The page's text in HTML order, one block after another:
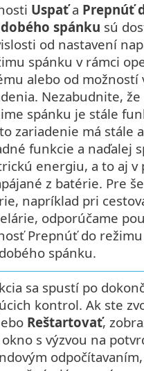
Uspaťa Prepnúť
spánku sú
od nastavení
spánku v rámci
alebo od možností
Nezabudnite,
spánku je stále
zariadenie má stále
funkcie a naďalej
energiu, a to aj v
z batérie. Pre
napríklad pri
odporúčame
Prepnúť do režimu
spánku.
sa spustí po
kontrol. Ak ste
Reštartovať,
s výzvou na